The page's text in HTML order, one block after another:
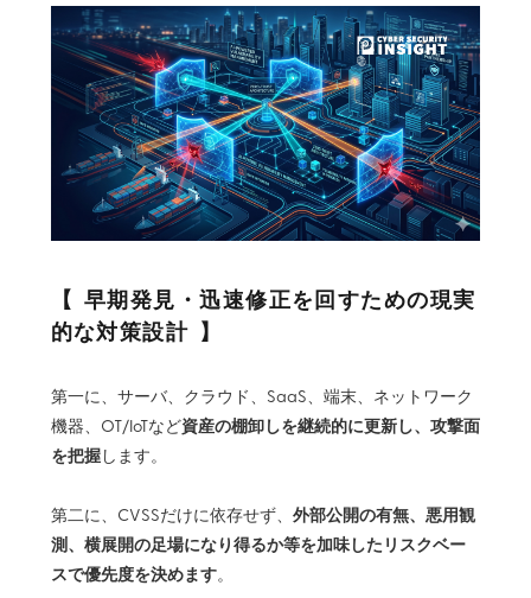
早期発見・迅速修正を回すための現実
的な対策設計
第一に、サーバ、クラウド、SaaS、端末、ネットワーク
機器、OT/IoTなど資産の棚卸しを継続的に更新し、攻撃面
を把握します。
第二に、CVSSだけに依存せず、 外部公開の有無、悪用観
測、横展開の足場になり得るか等を加味したリスクベー
スで優先度を決めます。